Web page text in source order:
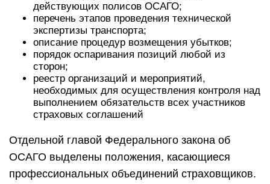
действующих полисов ОСАГО;
перечень этапов проведения технической
экспертизы транспорта;
описание процедур возмещения убытков;
порядок оспаривания позиций любой из
сторон;
реестр организаций и мероприятий,
необходимых для осуществления контроля над
выполнением обязательств всех участников
страховых соглашений
Отдельной главой Федерального закона об
ОСАГО выделены положения, касающиеся
профессиональных объединений страховщиков.